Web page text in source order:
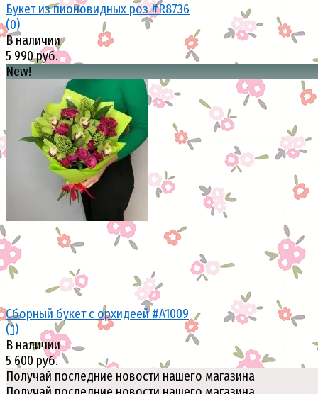
избранное сравнить
Букет из пионовидных роз #R8736
(0)
В наличии
5 990 руб.
New!
Сборный букет с орхидеей #A1009
(1)
В наличии
5 600 руб.
Получай последние новости нашего магазина